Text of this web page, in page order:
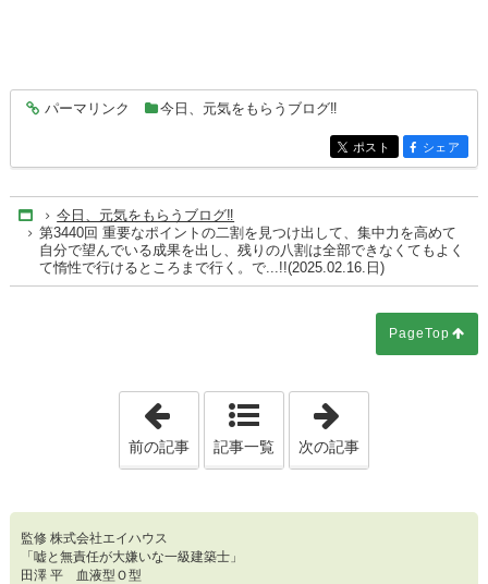
entry9413
パーマリンク 今日、元気をもらうブログ‼
entry9413
ポスト entry9413
シェア
Home
今日、元気をもらうブログ‼
第3440回 重要なポイントの二割を見つけ出して、集中力を高めて
自分で望んでいる成果を出し、残りの八割は全部できなくてもよく
て惰性で行けるところまで行く。で...!!(2025.02.16.日)
PageTop
「第3439回 私は「カウンセラー」には
前の記事 記事一覧 次の記事
監修 株式会社エイハウス
「嘘と無責任が大嫌いな一級建築士」
田澤 平 血液型Ｏ型